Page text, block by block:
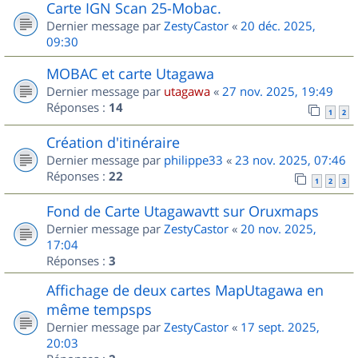
Carte IGN Scan 25-Mobac.
Dernier message par ZestyCastor « 20 déc. 2025,
09:30
MOBAC et carte Utagawa
Dernier message par utagawa « 27 nov. 2025, 19:49
Réponses : 14 1 2
Création d'itinéraire
Dernier message par philippe33 « 23 nov. 2025, 07:46
Réponses : 22 1 2 3
Fond de Carte Utagawavtt sur Oruxmaps
Dernier message par ZestyCastor « 20 nov. 2025,
17:04
Réponses : 3
Affichage de deux cartes MapUtagawa en
même tempsps
Dernier message par ZestyCastor « 17 sept. 2025,
20:03